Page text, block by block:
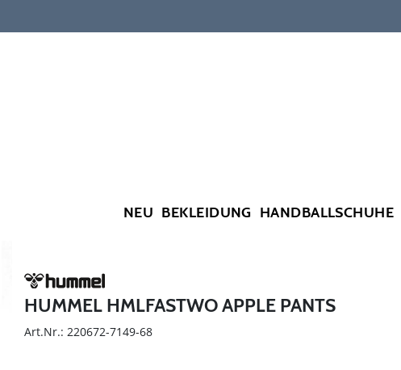
NEU BEKLEIDUNG HANDBALLSCHUHE
HUMMEL HMLFASTWO APPLE PANTS
Art.Nr.: 220672-7149-68